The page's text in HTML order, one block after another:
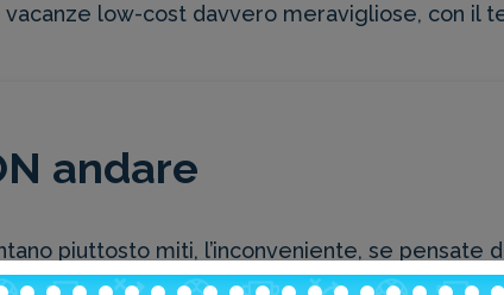
vacanze low-cost davvero meravigliose, con il
andare
piuttosto miti, l’inconveniente, se pensate